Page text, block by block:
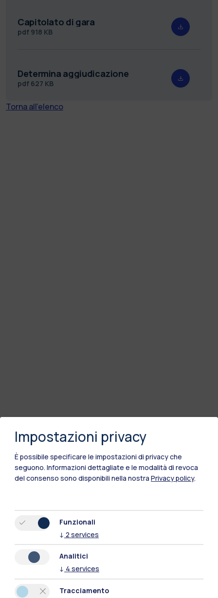
Capitolato di gara
pdf 918 KB
Determina aggiudicazione
pdf 627 KB
Torna all'elenco
Impostazioni privacy
È possibile specificare le impostazioni di privacy che
seguono. Informazioni dettagliate e le modalità di revoca
del consenso sono disponibili nella nostra Privacy policy.
Funzionali
↓ 2 services
Analitici
↓ 4 services
Tracciamento